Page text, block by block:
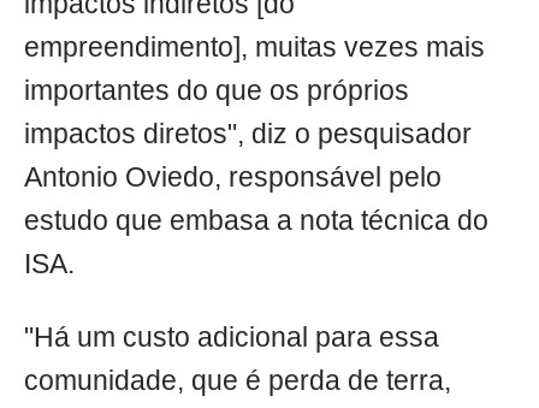
empreendimento], muitas vezes mais
importantes do que os próprios
impactos diretos", diz o pesquisador
Antonio Oviedo, responsável pelo
estudo que embasa a nota técnica do
ISA.
"Há um custo adicional para essa
comunidade, que é perda de terra,